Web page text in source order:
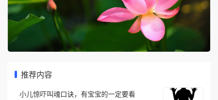
推荐内容
小儿惊吓叫魂口诀，有宝宝的一定要看